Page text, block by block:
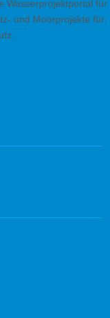
Wasserprojektportal für
und Moorprojekte für